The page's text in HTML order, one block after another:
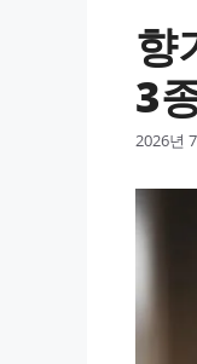
향
3
2026년